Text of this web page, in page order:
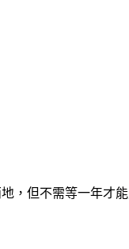
，但不需等一年才